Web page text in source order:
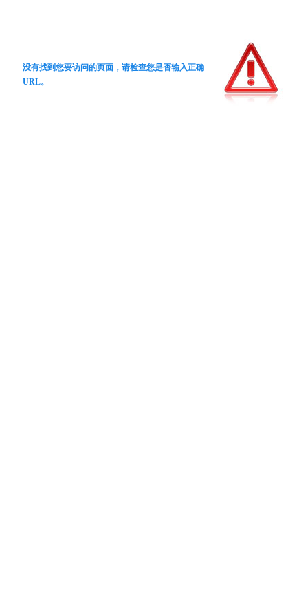
没有找到您要访问的页面，请检查您是否输入正确
URL。